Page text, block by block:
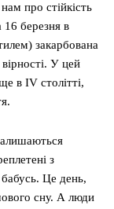
про стійкість
16 березня в
закарбована
У цей
в IV столітті,
з
Це день,
сну. А люди